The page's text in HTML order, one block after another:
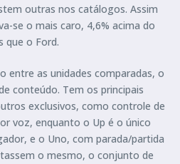
outras nos catálogos. Assim
se o mais caro, 4,6% acima do
que o Ford.
entre as unidades comparadas, o
conteúdo. Tem os principais
exclusivos, como controle de
voz, enquanto o Up é o único
e o Uno, com parada/partida
o mesmo, o conjunto de